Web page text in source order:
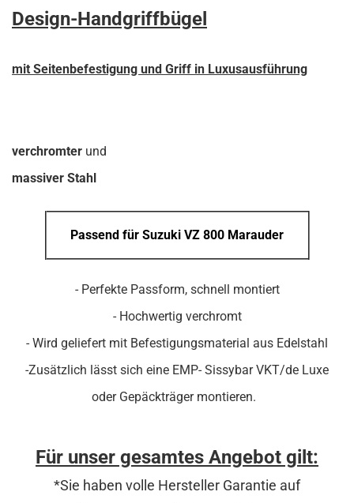
Design-Handgriffbügel
mit Seitenbefestigung und Griff in Luxusausführung
verchromter und
massiver Stahl
Passend für Suzuki VZ 800 Marauder
- Perfekte Passform, schnell montiert
- Hochwertig verchromt
- Wird geliefert mit Befestigungsmaterial aus Edelstahl
-Zusätzlich lässt sich eine EMP- Sissybar VKT/de Luxe
oder Gepäckträger montieren.
Für unser gesamtes Angebot gilt:
*Sie haben volle Hersteller Garantie auf